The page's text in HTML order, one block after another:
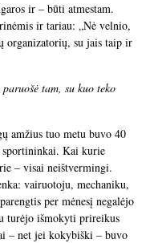
ir – būti atmestam.
ir tariau: „Nė velnio,
organizatorių, su jais taip ir
tam, su kuo teko
amžius tuo metu buvo 40
sportininkai. Kai kurie
– visai neištvermingi.
vairuotoju, mechaniku,
per mėnesį negalėjo
turėjo išmokyti prireikus
– net jei kokybiški – buvo